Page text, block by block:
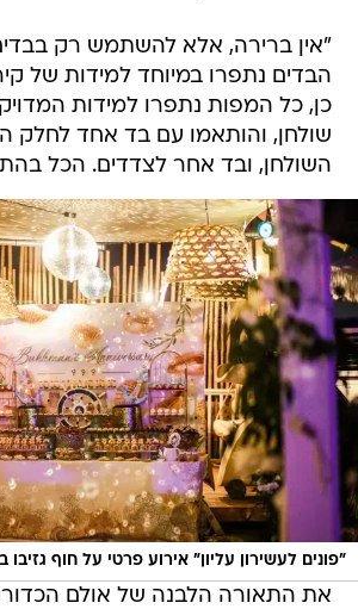
"אין ברירה, אלא להשתמש רק
הבדים נתפרו במיוחד למידות של
כן, כל המפות נתפרו למידות
שולחן, והותאמו עם בד אחד לחלק
השולחן, ובד אחר לצדדים. הכל
"פונים לעשירון עליון" אירוע פרטי על חוף גזיבו
את התאורה הלבנה של אולם